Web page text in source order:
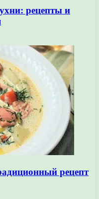
рецепты и
рецепт